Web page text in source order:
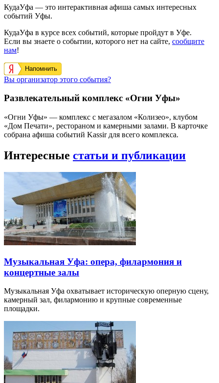
КудаУфа — это интерактивная афиша самых интересных
событий Уфы.
КудаУфа в курсе всех событий, которые пройдут в Уфе.
Если вы знаете о событии, которого нет на сайте, сообщите
нам!
Напомнить
Вы организатор этого события?
Развлекательный комплекс «Огни Уфы»
«Огни Уфы» — комплекс с мегазалом «Колизео», клубом
«Дом Печати», рестораном и камерными залами. В карточке
собрана афиша событий Kassir для всего комплекса.
Интересные статьи и публикации
Музыкальная Уфа: опера, филармония и
концертные залы
Музыкальная Уфа охватывает историческую оперную сцену,
камерный зал, филармонию и крупные современные
площадки.